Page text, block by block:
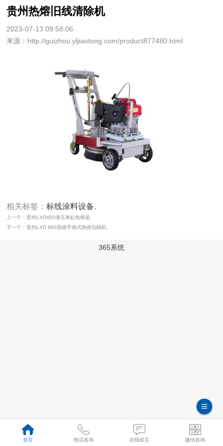
贵州热熔旧线清除机
2023-07-13 09:58:06
来源：http://guizhou.yljiaotong.com/product877480.html
相关标签：标线涂料设备,
上一个：贵州LXD400液压单缸热熔釜
下一个：贵州LXD 860高级手推式热熔划线机
365系统
首页 电话咨询 在线留言 微信咨询